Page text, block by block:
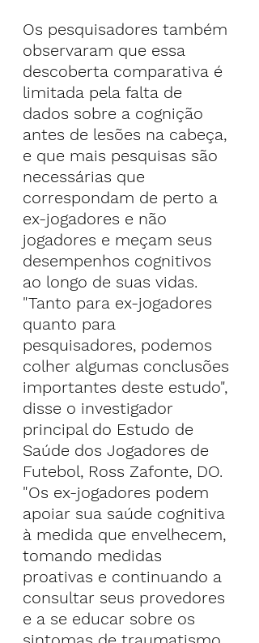
Os pesquisadores também
observaram que essa
descoberta comparativa é
limitada pela falta de
dados sobre a cognição
antes de lesões na cabeça,
e que mais pesquisas são
necessárias que
correspondam de perto a
ex-jogadores e não
jogadores e meçam seus
desempenhos cognitivos
ao longo de suas vidas.
"Tanto para ex-jogadores
quanto para
pesquisadores, podemos
colher algumas conclusões
importantes deste estudo",
disse o investigador
principal do Estudo de
Saúde dos Jogadores de
Futebol, Ross Zafonte, DO.
"Os ex-jogadores podem
apoiar sua saúde cognitiva
à medida que envelhecem,
tomando medidas
proativas e continuando a
consultar seus provedores
e a se educar sobre os